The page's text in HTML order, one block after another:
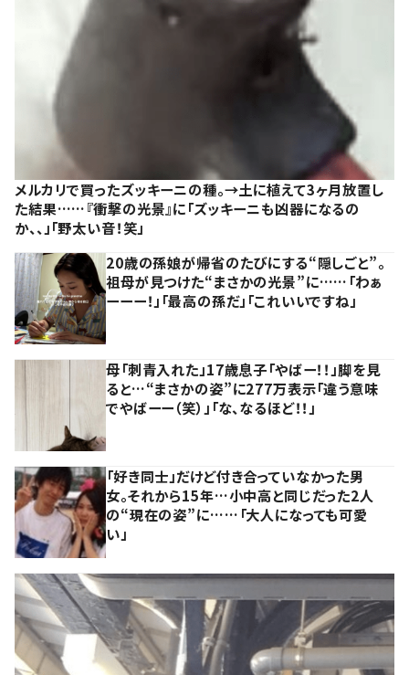
メルカリで買ったズッキーニの種。→土に植えて3ヶ月放置し
た結果……『衝撃の光景』に「ズッキーニも凶器になるの
か、、」「野太い音！笑」
20歳の孫娘が帰省のたびにする“隠しごと”。
祖母が見つけた“まさかの光景”に……「わぁ
ーーー！」「最高の孫だ」「これいいですね」
母「刺青入れた」17歳息子「やばー！！」脚を見
ると…“まさかの姿”に277万表示「違う意味
でやばーー（笑）」「な、なるほど！！」
「好き同士」だけど付き合っていなかった男
女。それから15年…小中高と同じだった2人
の“現在の姿”に……「大人になっても可愛
い」